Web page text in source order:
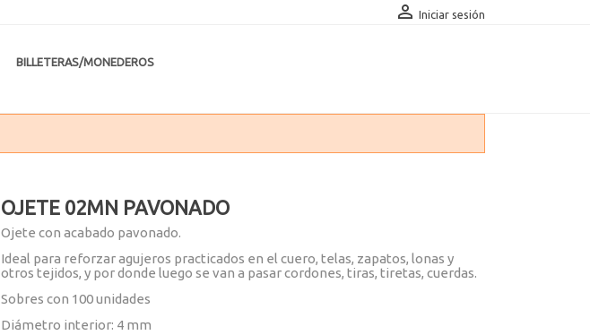
 Iniciar sesión
BILLETERAS/MONEDEROS
OJETE 02MN PAVONADO
Ojete con acabado pavonado.
Ideal para reforzar agujeros practicados en el cuero, telas, zapatos, lonas y
otros tejidos, y por donde luego se van a pasar cordones, tiras, tiretas, cuerdas.
Sobres con 100 unidades
Diámetro interior: 4 mm